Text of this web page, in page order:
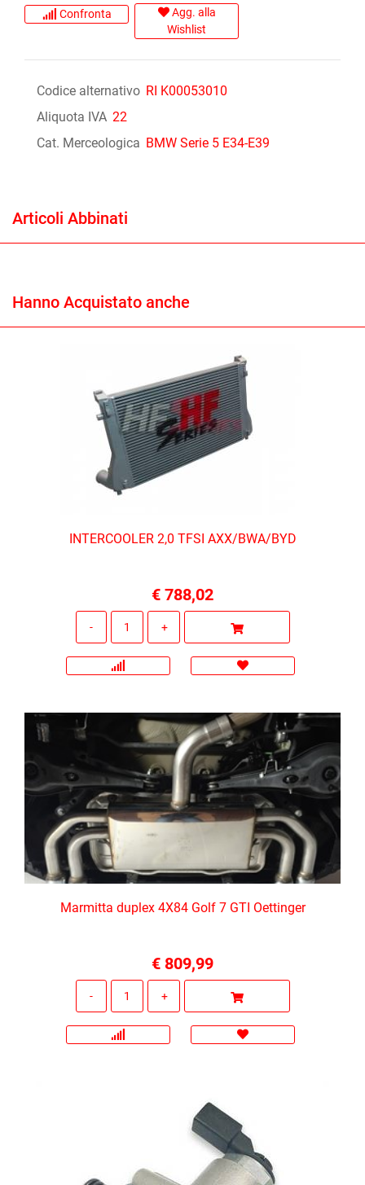
Confronta
Agg. alla
Wishlist
Codice alternativo RI K00053010
Aliquota IVA 22
Cat. Merceologica BMW Serie 5 E34-E39
Articoli Abbinati
Hanno Acquistato anche
INTERCOOLER 2,0 TFSI AXX/BWA/BYD
€ 788,02
Marmitta duplex 4X84 Golf 7 GTI Oettinger
€ 809,99